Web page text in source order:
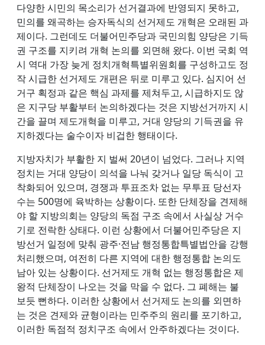
다양한 시민의 목소리가 선거결과에 반영되지 못하고,
민의를 왜곡하는 승자독식의 선거제도 개혁은 오래된 과
제이다. 그런데도 더불어민주당과 국민의힘 양당은 기득
권 구조를 지키려 개혁 논의를 외면해 왔다. 이번 국회 역
시 역대 가장 늦게 정치개혁특별위원회를 구성하고도 정
작 시급한 선거제도 개편은 뒤로 미루고 있다. 심지어 선
거구 획정과 같은 핵심 과제를 제쳐두고, 시급하지도 않
은 지구당 부활부터 논의하겠다는 것은 지방선거까지 시
간을 끌며 제도개혁을 미루고, 거대 양당의 기득권을 유
지하겠다는 술수이자 비겁한 행태이다.
지방자치가 부활한 지 벌써 20년이 넘었다. 그러나 지역
정치는 거대 양당이 의석을 나눠 갖거나 일당 독식이 고
착화되어 있으며, 경쟁과 투표조차 없는 무투표 당선자
수는 500명에 육박하는 상황이다. 또한 단체장을 견제해
야 할 지방의회는 양당의 독점 구조 속에서 사실상 거수
기로 전락한 상태다. 이런 상황에서 더불어민주당은 지
방선거 일정에 맞춰 광주·전남 행정통합특별법안을 강행
처리했으며, 여전히 다른 지역에 대한 행정통합 논의도
남아 있는 상황이다. 선거제도 개혁 없는 행정통합은 제
왕적 단체장이 나오는 것을 막을 수 없다. 그 폐해는 불
보듯 뻔하다. 이러한 상황에서 선거제도 논의를 외면하
는 것은 견제와 균형이라는 민주주의 원리를 포기하고,
이러한 독점적 정치구조 속에서 안주하겠다는 것이다.